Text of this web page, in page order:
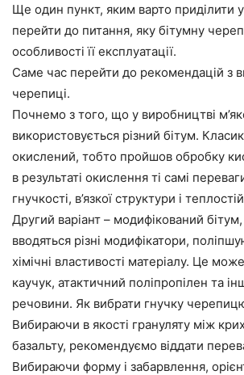
Ще один пункт, яким варто приділити
перейти до питання, яку бітумну
особливості її експлуатації.
Саме час перейти до рекомендацій з
черепиці.
Почнемо з того, що у виробництві
використовується різний бітум.
окислений, тобто пройшов обробку
в результаті окислення ті самі
гнучкості, в’язкої структури і
Другий варіант – модифікований
вводяться різні модифікатори,
хімічні властивості матеріалу. Це
каучук, атактичний поліпропілен та
речовини. Як вибрати гнучку
Вибираючи в якості грануляту між
базальту, рекомендуємо віддати
Вибираючи форму і забарвлення,